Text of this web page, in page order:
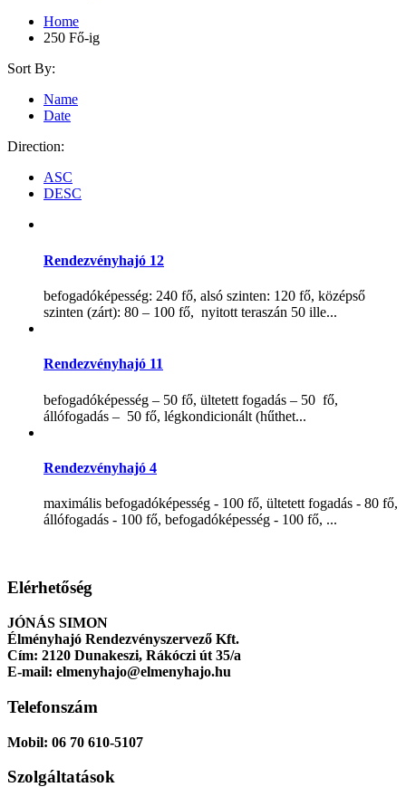
Home
250 Fő-ig
Sort By:
Name
Date
Direction:
ASC
DESC
Rendezvényhajó 12
befogadóképesség: 240 fő, alsó szinten: 120 fő, középső
szinten (zárt): 80 – 100 fő, nyitott teraszán 50 ille...
Rendezvényhajó 11
befogadóképesség – 50 fő, ültetett fogadás – 50 fő,
állófogadás – 50 fő, légkondicionált (hűthet...
Rendezvényhajó 4
maximális befogadóképesség - 100 fő, ültetett fogadás - 80 fő,
állófogadás - 100 fő, befogadóképesség - 100 fő, ...
Elérhetőség
JÓNÁS SIMON
Élményhajó Rendezvényszervező Kft.
Cím: 2120 Dunakeszi, Rákóczi út 35/a
E-mail: elmenyhajo@elmenyhajo.hu
Telefonszám
Mobil: 06 70 610-5107
Szolgáltatások